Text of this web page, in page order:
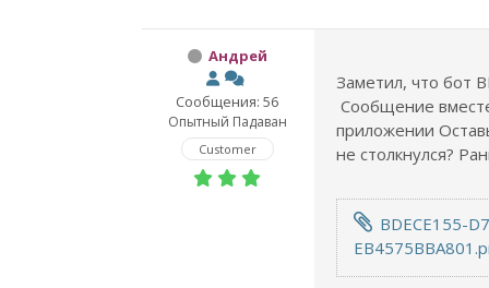
Андрей
Сообщения: 56
Опытный Падаван
Customer
Заметил, что бот
Сообщение
приложении
не столкнулся?
BDECE155-